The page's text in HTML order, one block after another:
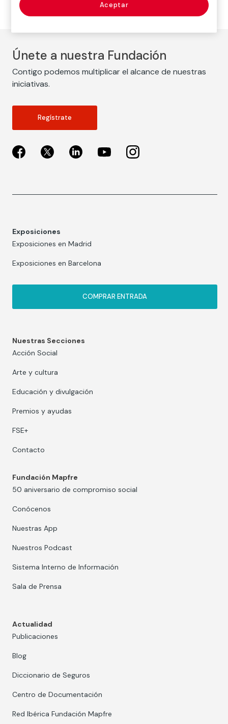
Únete a nuestra Fundación
Contigo podemos multiplicar el alcance de nuestras
iniciativas.
Regístrate
Exposiciones
Exposiciones en Madrid
Exposiciones en Barcelona
COMPRAR ENTRADA
Nuestras Secciones
Acción Social
Arte y cultura
Educación y divulgación
Premios y ayudas
FSE+
Contacto
Fundación Mapfre
50 aniversario de compromiso social
Conócenos
Nuestras App
Nuestros Podcast
Sistema Interno de Información
Sala de Prensa
Actualidad
Publicaciones
Blog
Diccionario de Seguros
Centro de Documentación
Red Ibérica Fundación Mapfre
Aceptar